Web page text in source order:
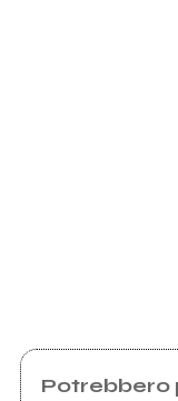
Potrebbero